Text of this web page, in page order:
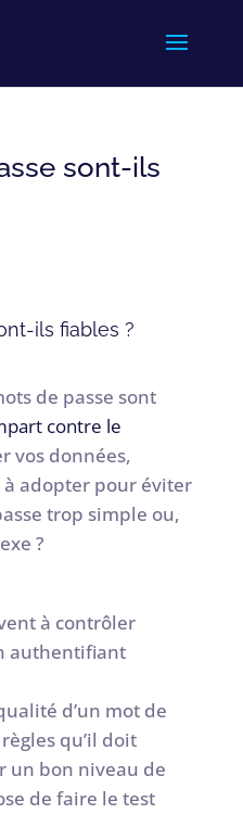
sont-ils
ils fiables ?
de passe sont
contre le
vos données,
à adopter pour éviter
trop simple ou,
?
à contrôler
authentifiant
d’un mot de
qu’il doit
un bon niveau de
de faire le test